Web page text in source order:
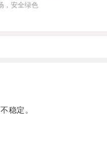
，安全绿色
稳定。